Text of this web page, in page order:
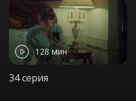
128 мин
34 серия